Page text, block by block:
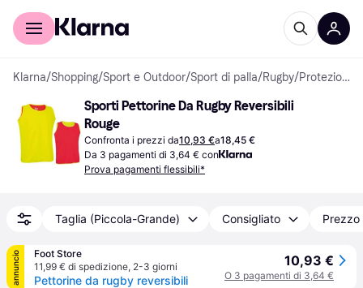
Per il tuo shopping
Klarna/Shopping/Sport e Outdoor/Sport di palla/Rugby/ Protezioni Rugby
Sporti Pettorine Da Rugby Reversibili
Rouge
Confronta i prezzi da10,93 €a18,45 €
Da 3 pagamenti di 3,64 € con
Prova pagamenti flessibili*
Taglia (Piccola-Grande) Consigliato
annuncio
Foot Store
11,99 € di spedizione, 2-3 giorni
Pettorine da rugby reversibili
10,93 €
O 3 pagamenti di 3,64 €